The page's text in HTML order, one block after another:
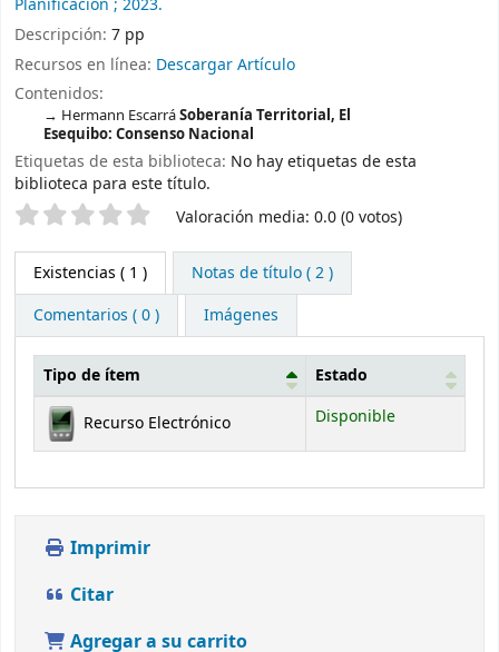
Planificación ; 2023.
Descripción: 7 pp
Recursos en línea: Descargar Artículo
Contenidos:
Hermann EscarráSoberanía Territorial, El
Esequibo: Consenso Nacional
Etiquetas de esta biblioteca: No hay etiquetas de esta
biblioteca para este título.
Valoración Valoración media: 0.0 (0 votos)
Existencias ( 1 )
Notas de título ( 2 )
Comentarios ( 0 )
Imágenes
Existencias
Tipo de ítem Estado
Recurso Electrónico Disponible
Imprimir
Citar
Agregar a su carrito